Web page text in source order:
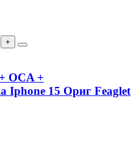
+
OCA +
Iphone 15 Ориг Feaglet